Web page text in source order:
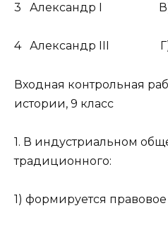
3 Александр I В)
4 Александр III Г)
Входная контрольная
истории, 9 класс
1. В индустриальном
традиционного:
1) формируется правовое